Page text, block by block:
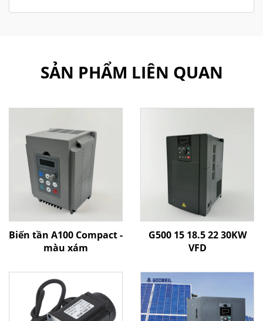
SẢN PHẨM LIÊN QUAN
Biến tần A100 Compact -
màu xám
G500 15 18.5 22 30KW
VFD